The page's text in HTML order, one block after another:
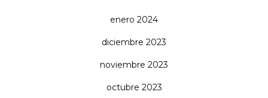
enero 2024
diciembre 2023
noviembre 2023
octubre 2023